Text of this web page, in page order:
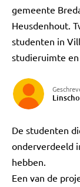
gemeente
Heusdenhout.
studenten in
studieruimte en
De studenten
onderverdeeld
hebben.
Een van de